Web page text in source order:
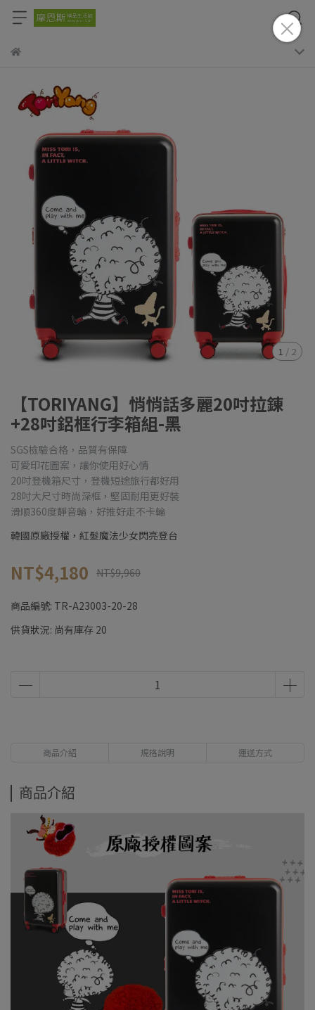
1 / 2
【TORIYANG】悄悄話多麗20吋拉錬
+28吋鋁框行李箱組-黑
SGS檢驗合格，品質有保障
可愛印花圖案，讓你使用好心情
20吋登機箱尺寸，登機短途旅行都好用
28吋大尺寸時尚深框，堅固耐用更好裝
滑順360度靜音輪，好推好走不卡輪
韓國原廠授權，紅髮魔法少女閃亮登台
NT$4,180 NT$9,960
商品編號: TR-A23003-20-28
供貨狀況: 尚有庫存 20
商品介紹 規格說明 運送方式
商品介紹